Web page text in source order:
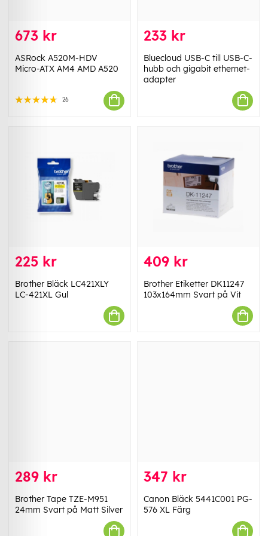
673 kr
ASRock A520M-HDV
Micro-ATX AM4 AMD A520
26
233 kr
Bluecloud USB-C till USB-C-
hubb och gigabit ethernet-
adapter
225 kr
Brother Bläck LC421XLY
LC-421XL Gul
409 kr
Brother Etiketter DK11247
103x164mm Svart på Vit
289 kr
Brother Tape TZE-M951
24mm Svart på Matt Silver
347 kr
Canon Bläck 5441C001 PG-
576 XL Färg